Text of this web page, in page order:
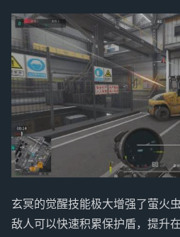
玄冥的觉醒技能极大增强了萤火
敌人可以快速积累保护盾，提升